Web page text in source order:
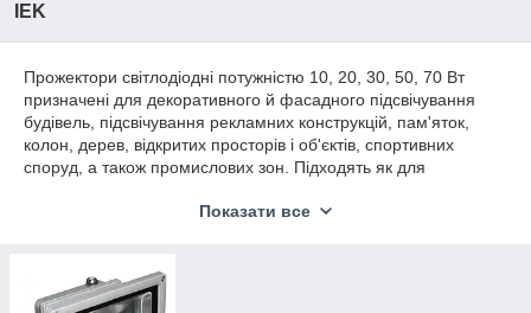
IEK
Прожектори світлодіодні потужністю 10, 20, 30, 50, 70 Вт
призначені для декоративного й фасадного підсвічування
будівель, підсвічування рекламних конструкцій, пам'яток,
колон, дерев, відкритих просторів і об'єктів, спортивних
споруд, а також промислових зон. Підходять як для
Прожектори потужністю 100, 150 і 200 Вт призначені для
стендів, скульптур, пам'яток, стадіонів, а також для
декоративного підсвічування фасадів будівель і об'єктів, що
Показати все